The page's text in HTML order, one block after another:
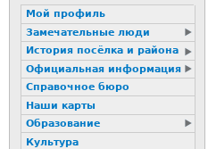
Мой профиль
Замечательные люди
История посёлка и района
Официальная информация
Справочное бюро
Наши карты
Образование
Культура